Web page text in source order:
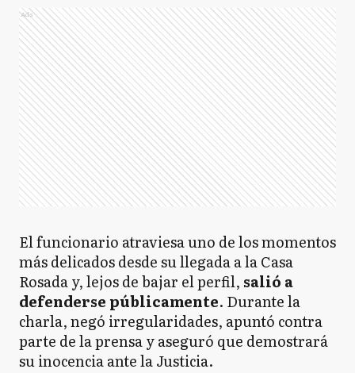
Ads
El funcionario atraviesa uno de los momentos
más delicados desde su llegada a la Casa
Rosada y, lejos de bajar el perfil, salió a
defenderse públicamente. Durante la
charla, negó irregularidades, apuntó contra
parte de la prensa y aseguró que demostrará
su inocencia ante la Justicia.